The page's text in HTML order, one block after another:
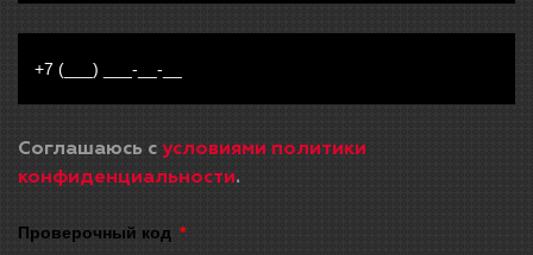
Соглашаюсь с условиями политики
конфиденциальности.
Проверочный код